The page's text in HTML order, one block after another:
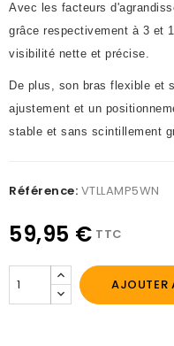
Avec les facteurs
grâce respectivement à 3 et
visibilité nette et précise.
De plus, son bras flexible et
ajustement et un
stable et sans scintillement
Référence: VTLLAMP5WN
59,95 € TTC
AJOUTER